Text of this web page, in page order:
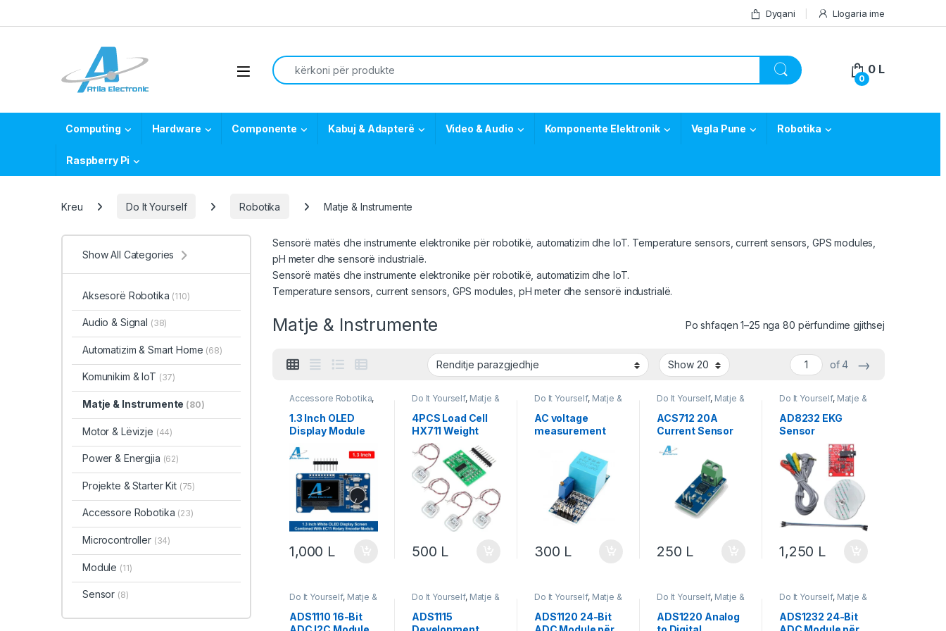
Dyqani Llogaria ime
Open
Search for:
0
0 L
Computing Hardware Componente Kabuj & Adapterë Video & Audio Komponente Elektronik Vegla Pune Robotika
Raspberry Pi
Kreu Do It Yourself Robotika Matje & Instrumente
Sensorë matës dhe instrumente elektronike për robotikë, automatizim dhe IoT. Temperature sensors, current sensors, GPS modules,
pH meter dhe sensorë industrialë.
Sensorë matës dhe instrumente elektronike për robotikë, automatizim dhe IoT.
Temperature sensors, current sensors, GPS modules, pH meter dhe sensorë industrialë.
Matje & Instrumente Po shfaqen 1–25 nga 80 përfundime gjithsej
of 4 →
Accessore Robotika,
Instrumente,
Robotika
1.3 Inch OLED
Display Module
Rotary Encoder
1,000 L
Do It Yourself, Matje &
Robotika
4PCS Load Cell
HX711 Weight
Sensor Kit
500 L
Do It Yourself, Matje &
Robotika,Sensor
AC voltage
measurement
300 L
Do It Yourself, Matje &
Robotika, Sensor
ACS712 20A
Current Sensor
Module
250 L
Do It Yourself, Matje &
Robotika
AD8232 EKG
Sensor
1,250 L
Do It Yourself, Matje &
Robotika
ADS1110 16-Bit
Do It Yourself, Matje &
Robotika
ADS1115
Do It Yourself, Matje &
Robotika
ADS1120 24-Bit
Do It Yourself, Matje &
Robotika
ADS1220 Analog
Do It Yourself, Matje &
Robotika
ADS1232 24-Bit
Show All Categories
Aksesorë Robotika (110)
Audio & Signal (38)
Automatizim & Smart Home (68)
Komunikim & IoT (37)
Matje & Instrumente (80)
Motor & Lëvizje (44)
Power & Energjia (62)
Projekte & Starter Kit (75)
Accessore Robotika (23)
Microcontroller (34)
Module (11)
Sensor (8)